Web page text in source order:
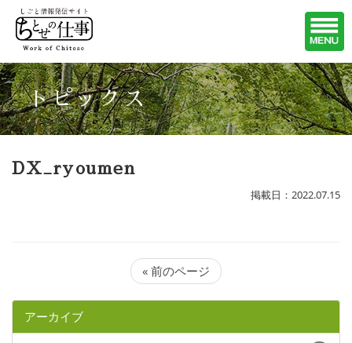
トピックス
DX_ryoumen
掲載日：2022.07.15
« 前のページ
アーカイブ